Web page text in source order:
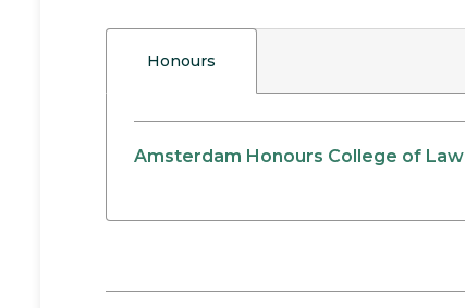
Honours
Amsterdam Honours College of Law